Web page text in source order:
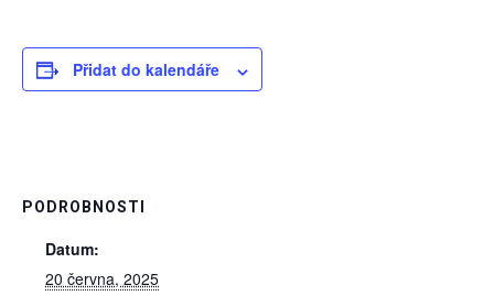
Přidat do kalendáře
PODROBNOSTI
Datum:
20 června, 2025